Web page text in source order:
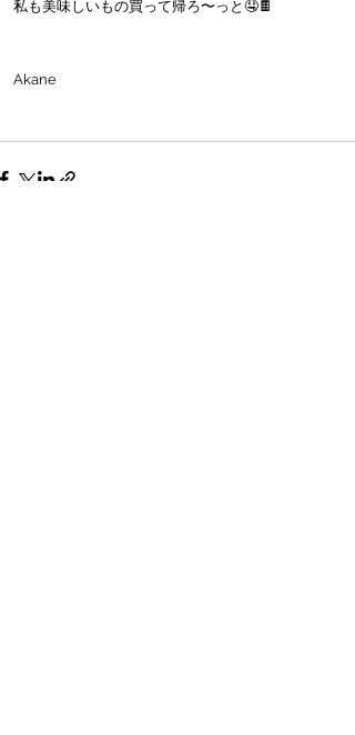
私も美味しいもの買って帰ろ〜っと🤤🍫
Akane